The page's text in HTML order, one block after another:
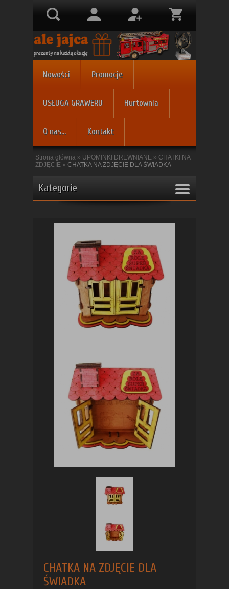
Nowości Promocje
USŁUGA GRAWERU Hurtownia
O nas... Kontakt
Strona główna » UPOMINKI DREWNIANE » CHATKI NA
ZDJĘCIE » CHATKA NA ZDJĘCIE DLA ŚWIADKA
Kategorie
CHATKA NA ZDJĘCIE DLA
ŚWIADKA